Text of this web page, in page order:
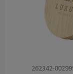
262342-